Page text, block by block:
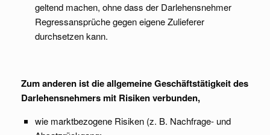
geltend machen, ohne dass der Darlehensnehmer
Regressansprüche gegen eigene Zulieferer
durchsetzen kann.
Zum anderen ist die allgemeine Geschäftstätigkeit des
Darlehensnehmers mit Risiken verbunden,
wie marktbezogene Risiken (z. B. Nachfrage- und